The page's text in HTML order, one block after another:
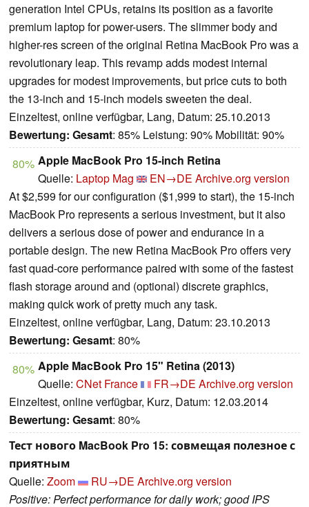
generation Intel CPUs, retains its position as a favorite
premium laptop for power-users. The slimmer body and
higher-res screen of the original Retina MacBook Pro was a
revolutionary leap. This revamp adds modest internal
upgrades for modest improvements, but price cuts to both
the 13-inch and 15-inch models sweeten the deal.
Einzeltest, online verfügbar, Lang, Datum: 25.10.2013
Bewertung: Gesamt: 85% Leistung: 90% Mobilität: 90%
80% Apple MacBook Pro 15-inch Retina
Quelle: Laptop Mag EN→DE Archive.org version
At $2,599 for our configuration ($1,999 to start), the 15-inch
MacBook Pro represents a serious investment, but it also
delivers a serious dose of power and endurance in a
portable design. The new Retina MacBook Pro offers very
fast quad-core performance paired with some of the fastest
flash storage around and (optional) discrete graphics,
making quick work of pretty much any task.
Einzeltest, online verfügbar, Lang, Datum: 23.10.2013
Bewertung: Gesamt: 80%
80% Apple MacBook Pro 15" Retina (2013)
Quelle: CNet France FR→DE Archive.org version
Einzeltest, online verfügbar, Kurz, Datum: 12.03.2014
Bewertung: Gesamt: 80%
Тест нового MacBook Pro 15: совмещая полезное с
приятным
Quelle: Zoom RU→DE Archive.org version
Positive: Perfect performance for daily work; good IPS